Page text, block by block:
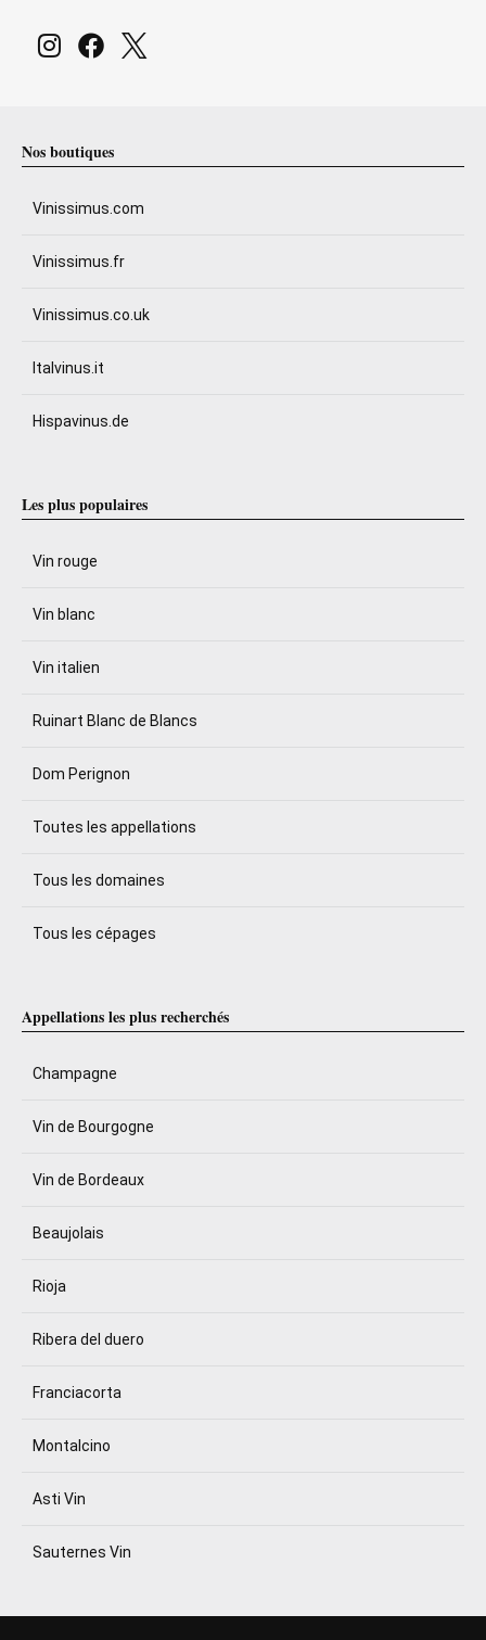
Nos boutiques
Vinissimus.com
Vinissimus.fr
Vinissimus.co.uk
Italvinus.it
Hispavinus.de
Les plus populaires
Vin rouge
Vin blanc
Vin italien
Ruinart Blanc de Blancs
Dom Perignon
Toutes les appellations
Tous les domaines
Tous les cépages
Appellations les plus recherchés
Champagne
Vin de Bourgogne
Vin de Bordeaux
Beaujolais
Rioja
Ribera del duero
Franciacorta
Montalcino
Asti Vin
Sauternes Vin